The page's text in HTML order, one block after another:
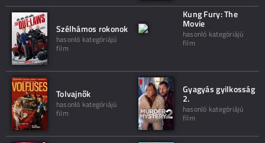
Szélhámos rokonok
hasonló kategóriájú
film
Kung Fury: The
Movie
hasonló kategóriájú
film
Tolvajnők
hasonló kategóriájú
film
Gyagyás gyilkosság
2.
hasonló kategóriájú
film